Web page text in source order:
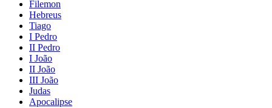
Filemon
Hebreus
Tiago
I Pedro
II Pedro
I João
II João
III João
Judas
Apocalipse